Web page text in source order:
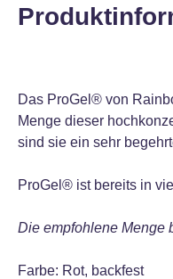
Das ProGel® von
Menge dieser
sind sie ein sehr
ProGel® ist bereits in
Die empfohlene Menge
Farbe: Rot, backfest